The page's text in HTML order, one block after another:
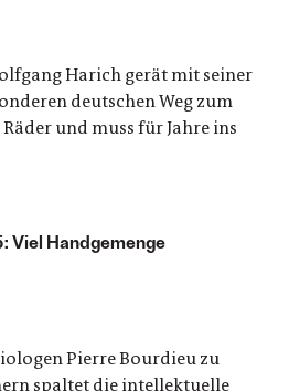
Harich gerät mit seiner
deutschen Weg zum
und muss für Jahre ins
Viel Handgemenge
Pierre Bourdieu zu
spaltet die intellektuelle